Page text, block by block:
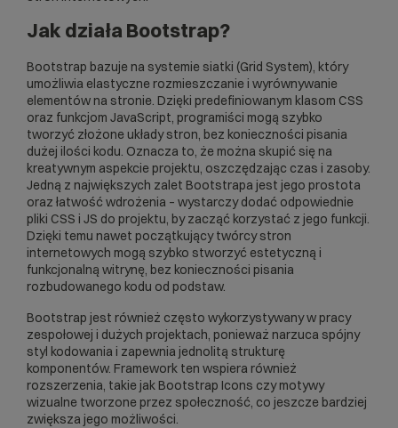
Jak działa Bootstrap?
Bootstrap bazuje na systemie siatki (Grid System), który
umożliwia elastyczne rozmieszczanie i wyrównywanie
elementów na stronie. Dzięki predefiniowanym klasom CSS
oraz funkcjom JavaScript, programiści mogą szybko
tworzyć złożone układy stron, bez konieczności pisania
dużej ilości kodu. Oznacza to, że można skupić się na
kreatywnym aspekcie projektu, oszczędzając czas i zasoby.
Jedną z największych zalet Bootstrapa jest jego prostota
oraz łatwość wdrożenia – wystarczy dodać odpowiednie
pliki CSS i JS do projektu, by zacząć korzystać z jego funkcji.
Dzięki temu nawet początkujący twórcy stron
internetowych mogą szybko stworzyć estetyczną i
funkcjonalną witrynę, bez konieczności pisania
rozbudowanego kodu od podstaw.
Bootstrap jest również często wykorzystywany w pracy
zespołowej i dużych projektach, ponieważ narzuca spójny
styl kodowania i zapewnia jednolitą strukturę
komponentów. Framework ten wspiera również
rozszerzenia, takie jak Bootstrap Icons czy motywy
wizualne tworzone przez społeczność, co jeszcze bardziej
zwiększa jego możliwości.